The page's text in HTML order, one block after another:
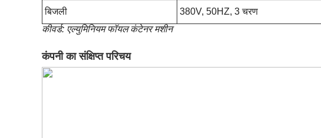
बिजली
380V, 50HZ, 3 चरण
कीवर्ड: एल्युमिनियम फॉयल कंटेनर मशीन
कंपनी का संक्षिप्त परिचय